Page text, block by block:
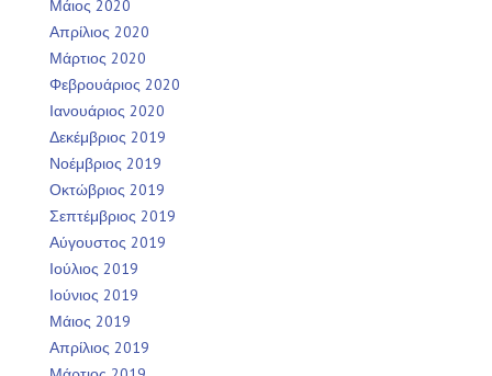
Μάιος 2020
Απρίλιος 2020
Μάρτιος 2020
Φεβρουάριος 2020
Ιανουάριος 2020
Δεκέμβριος 2019
Νοέμβριος 2019
Οκτώβριος 2019
Σεπτέμβριος 2019
Αύγουστος 2019
Ιούλιος 2019
Ιούνιος 2019
Μάιος 2019
Απρίλιος 2019